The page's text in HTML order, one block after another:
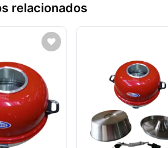
relacionados